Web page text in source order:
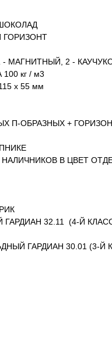
ГОРИЗОНТ
МАГНИТНЫЙ, 2 -
кг / м3
х 55 мм
П-ОБРАЗНЫХ +
В ЦВЕТ
32.11 (4-Й
ГАРДИАН 30.01 (3-Й